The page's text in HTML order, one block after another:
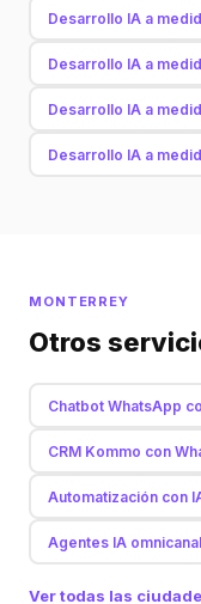
Desarrollo IA a
Desarrollo IA a
Desarrollo IA a
Desarrollo IA a
MONTERREY
Otros
Chatbot WhatsApp
CRM Kommo con
Automatización con
Agentes IA
Ver todas las